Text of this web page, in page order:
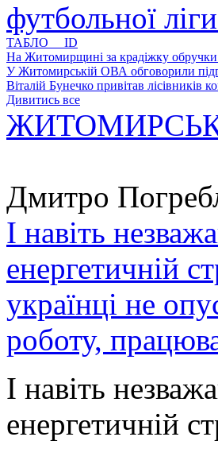
футбольної
ТАБЛО ID
На Житомирщині за крадіжку обручки
У Житомирській ОВА обговорили
Віталій Бунечко привітав
Дивитись все
Дмитро
І навіть
енергетичній
українці не
роботу,
І навіть
енергетичній